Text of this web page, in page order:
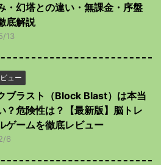
・幻塔との違い・無課金・序盤
底解説
13
ュー
ブラスト（Block Blast）は本当
？危険性は？【最新版】脳トレ
ゲームを徹底レビュー
6